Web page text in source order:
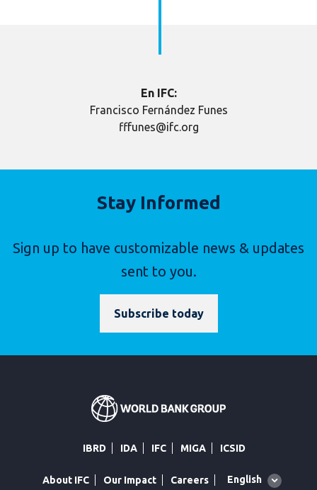
En IFC:
Francisco Fernández Funes
fffunes@ifc.org
Stay Informed
Sign up to have customizable news & updates
sent to you.
Subscribe today
IBRD IDA IFC MIGA ICSID
About IFC Our Impact Careers
Global
English